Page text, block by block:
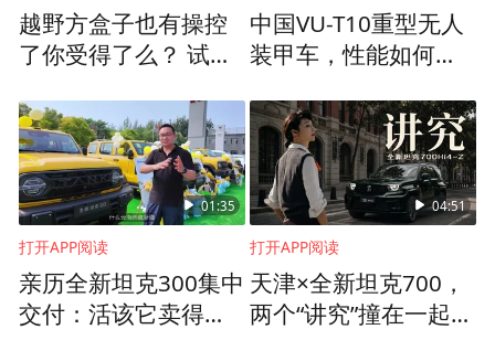
越野方盒子也有操控
了你受得了么？ 试驾
中国VU-T10重型无人
装甲车，性能如何超
01:35
打开APP阅读
亲历全新坦克300集中
交付：活该它卖得
04:51
打开APP阅读
天津×全新坦克700，
两个“讲究”撞在一起是